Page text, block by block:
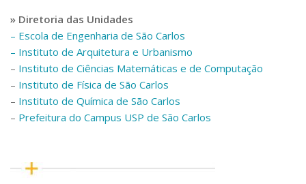
Cursos de Extensão
Pesquisa e Inovação
Linhas de Pesquisa
Centros, Núcleos e Projetos em Rede
Pós-doutorado
Iniciação Científica
Transferência de Tecnologia
Empresas Juniores
Projetos, Programas e Cursos
» Diretoria das Unidades
– Escola de Engenharia de São Carlos
– Instituto de Arquitetura e Urbanismo
– Instituto de Ciências Matemáticas e de Computação
– Instituto de Física de São Carlos
– Instituto de Química de São Carlos
– Prefeitura do Campus USP de São Carlos